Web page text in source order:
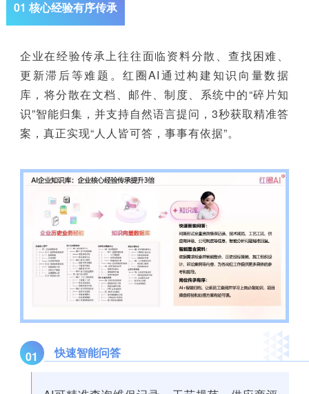
01 核心经验有序传承
企业在经验传承上往往面临资料分散、查找困难、
更新滞后等难题。红圈AI通过构建知识向量数据
库，将分散在文档、邮件、制度、系统中的“碎片知
识”智能归集，并支持自然语言提问，3秒获取精准答
案，真正实现“人人皆可答，事事有依据”。
01 快速智能问答